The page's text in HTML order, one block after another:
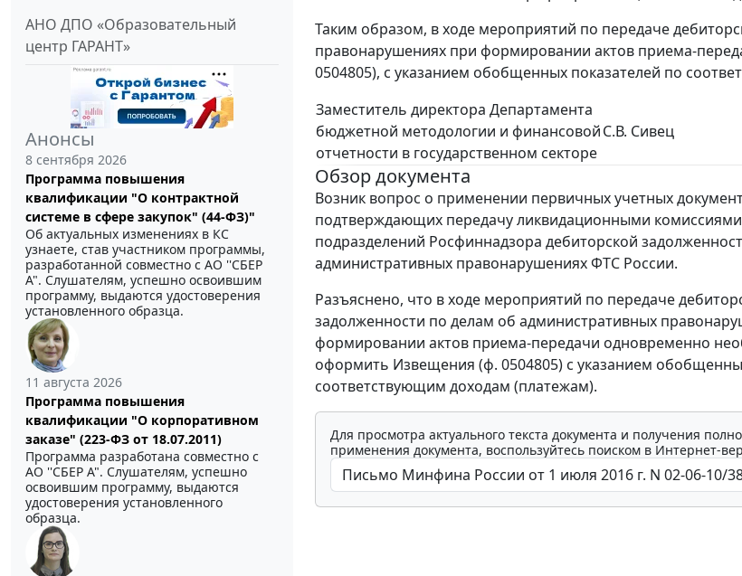
АНО ДПО «Образовательный
центр ГАРАНТ»
Анонсы
8 сентября 2026
Программа повышения
квалификации "О контрактной
системе в сфере закупок" (44-ФЗ)"
Об актуальных изменениях в КС
узнаете, став участником программы,
разработанной совместно с АО ''СБЕР
А". Слушателям, успешно освоившим
программу, выдаются удостоверения
установленного образца.
11 августа 2026
Программа повышения
квалификации "О корпоративном
заказе" (223-ФЗ от 18.07.2011)
Программа разработана совместно с
АО ''СБЕР А". Слушателям, успешно
освоившим программу, выдаются
удостоверения установленного
образца.
Таким образом, в ходе мероприятий по передаче
правонарушениях при формировании актов приема-
0504805), с указанием обобщенных показателей по
Заместитель директора Департамента
бюджетной методологии и финансовой
отчетности в государственном секторе
С.В. Сивец
Обзор документа
Возник вопрос о применении первичных учетных
подтверждающих передачу ликвидационными
подразделений Росфиннадзора дебиторской
административных правонарушениях ФТС России.
Разъяснено, что в ходе мероприятий по передаче
задолженности по делам об административных
формировании актов приема-передачи одновременно
оформить Извещения (ф. 0504805) с указанием
соответствующим доходам (платежам).
Для просмотра актуального текста документа и получения
применения документа, воспользуйтесь поиском в Интернет-